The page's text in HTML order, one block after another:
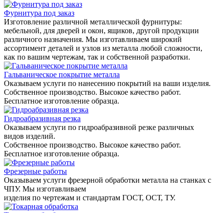
Фурнитура под заказ
Изготовление различной металлической фурнитуры:
мебельной, для дверей и окон, ящиков, другой продукции
различного назначения. Мы изготавливаем широкий
ассортимент деталей и узлов из металла любой сложности,
как по вашим чертежам, так и собственной разработки.
Гальваническое покрытие металла
Оказываем услуги по нанесению покрытий на ваши изделия.
Собственное производство. Высокое качество работ.
Бесплатное изготовление образца.
Гидроабразивная резка
Оказываем услуги по гидроабразивной резке различных
видов изделий.
Собственное производство. Высокое качество работ.
Бесплатное изготовление образца.
Фрезерные работы
Оказываем услуги фрезерной обработки металла на станках с
ЧПУ. Мы изготавливаем
изделия по чертежам и стандартам ГОСТ, ОСТ, ТУ.